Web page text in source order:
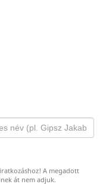
A megadott
át nem adjuk.